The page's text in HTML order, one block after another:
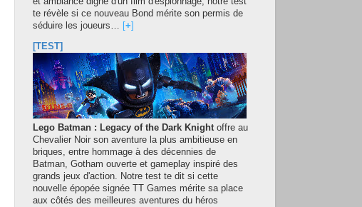
te révèle si ce nouveau Bond mérite son permis de
séduire les joueurs…
[+]
[TEST]
Lego Batman : Legacy of the Dark Knightoffre au
Chevalier Noir son aventure la plus ambitieuse en
briques, entre hommage à des décennies de
Batman, Gotham ouverte et gameplay inspiré des
grands jeux d'action. Notre test te dit si cette
nouvelle épopée signée TT Games mérite sa place
aux côtés des meilleures aventures du héros